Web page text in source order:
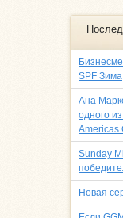
SPF Зима
Ана
одного
Americas
Sunday
Новая